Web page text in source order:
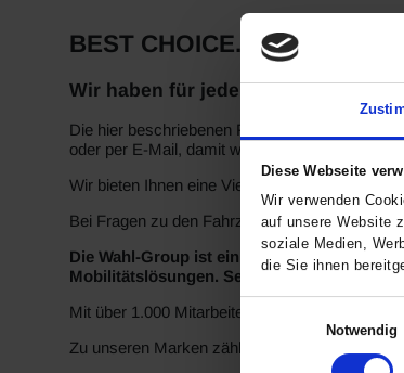
Diese Webseite
Wir verwenden
auf unsere Website
soziale Medien,
die Sie ihnen
Einwilligungsauswahl
Notwendig
BEST CHOICE. BY WAHL.
Wir haben für jeden das passende
Die hier beschriebenen Fahrzeuge sind ein
oder per E-Mail, damit wir die Probefahrt für Sie
Wir bieten Ihnen eine Vielzahl von
Bei Fragen zu den Fahrzeugen rufen Sie uns
Die Wahl-Group ist ein echter Vorreiter in
Mobilitätslösungen. Seit mehr als 125
Mit über 1.000 Mitarbeitern gehören wir zu
Zu unseren Marken zählen Alfa Romeo, BMW